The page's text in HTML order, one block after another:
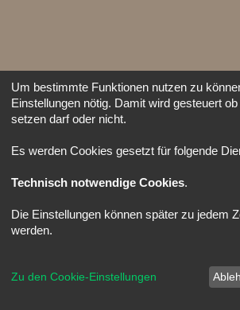
Um bestimmte Funktionen nutzen zu
Einstellungen nötig. Damit wird gesteuert
setzen darf oder nicht.
Es werden Cookies gesetzt für folgende
Technisch notwendige Cookies.
Die Einstellungen können später zu jedem
werden.
Zu den Cookie-Einstellungen